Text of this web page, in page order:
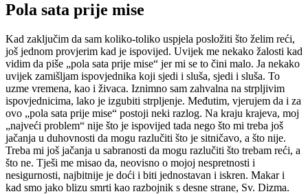
Pola sata prije mise
Kad zaključim da sam koliko-toliko uspjela posložiti što želim reći,
još jednom provjerim kad je ispovijed. Uvijek me nekako žalosti kad
vidim da piše „pola sata prije mise“ jer mi se to čini malo. Ja nekako
uvijek zamišljam ispovjednika koji sjedi i sluša, sjedi i sluša. To
uzme vremena, kao i živaca. Iznimno sam zahvalna na strpljivim
ispovjednicima, lako je izgubiti strpljenje. Međutim, vjerujem da i za
ovo „pola sata prije mise“ postoji neki razlog. Na kraju krajeva, moj
„najveći problem“ nije što je ispovijed tada nego što mi treba još
jačanja u duhovnosti da mogu razlučiti što je sitničavo, a što nije.
Treba mi još jačanja u sabranosti da mogu razlučiti što trebam reći, a
što ne. Tješi me misao da, neovisno o mojoj nespretnosti i
nesigurnosti, najbitnije je doći i biti jednostavan i iskren. Makar i
kad smo jako blizu smrti kao razbojnik s desne strane, Sv. Dizma.